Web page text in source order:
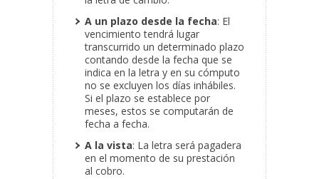
A un plazo desde la fecha: El
vencimiento tendrá lugar
transcurrido un determinado plazo
contando desde la fecha que se
indica en la letra y en su cómputo
no se excluyen los días inhábiles.
Si el plazo se establece por
meses, estos se computarán de
fecha a fecha.
A la vista: La letra será pagadera
en el momento de su prestación
al cobro.